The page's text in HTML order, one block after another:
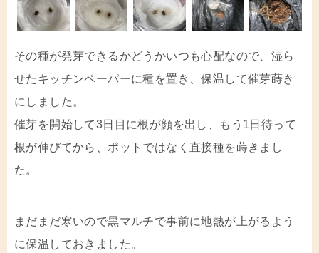
その種が発芽できるかどうかいつも心配なので、湿ら
せたキッチンペーパーに種を置き、保温して催芽蒔き
にしました。
催芽を開始して3日目に根が顔を出し、もう1日待って
根が伸びてから、ポットではなく直接種を蒔きまし
た。
まだまだ寒いので黒マルチで事前に地熱が上がるよう
に保温しておきました。